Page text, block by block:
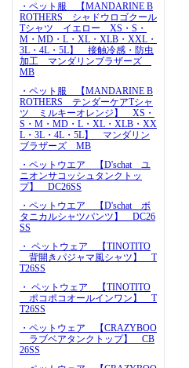
・ペット服 【MANDARINE B
ROTHERS シャドウロゴクール
Tシャツ イエロー XS・S・
M・MD・L・XL・XLB・XXL・
3L・4L・5L】 接触冷感・防虫
加工 マンダリンブラザーズ
MB
・ペット服 【MANDARINE B
ROTHERS テンダーケアTシャ
ツ ミルキーオレンジ】 XS・
S・M・MD・L・XL・XLB・XX
L・3L・4L・5L】 マンダリン
ブラザーズ MB
・ペットウエア 【D'schat ユ
ニオンサコッシュタンクトッ
プ】 DC26SS
・ペットウエア 【D'schat ボ
タニカルシャツパンツ】 DC26
SS
・ ペットウェア 【TINOTITO
背開きパジャマ風シャツ】 T
T26SS
・ ペットウェア 【TINOTITO
ポコポコオールインワン】 T
T26SS
・ペットウェア 【CRAZYBOO
ラブベアタンクトップ】 CB
26SS